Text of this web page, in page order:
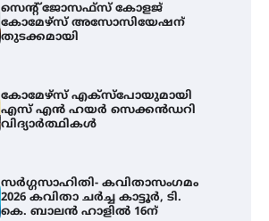
സെന്റ് ജോസഫ്സ് കോളജ്
കോമേഴ്‌സ് അസോസിയേഷന്
തുടക്കമായി
കോമേഴ്സ് എക്സ്പോയുമായി
എസ് എൻ ഹയർ സെക്കൻഡറി
വിദ്യാർത്ഥികൾ
സർഗ്ഗസാഹിതി- കവിതാസംഗമം
2026 കവിതാ ചർച്ച കാട്ടൂർ, ടി.
കെ. ബാലൻ ഹാളിൽ 16ന്